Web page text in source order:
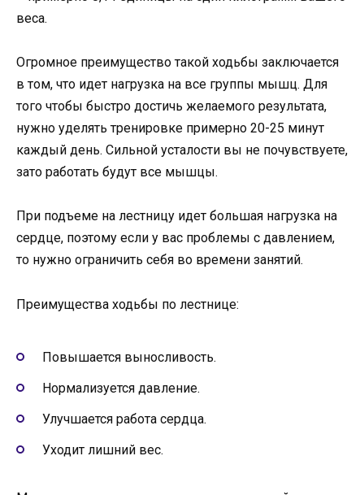
веса.
Огромное преимущество такой ходьбы заключается
в том, что идет нагрузка на все группы мышц. Для
того чтобы быстро достичь желаемого результата,
нужно уделять тренировке примерно 20-25 минут
каждый день. Сильной усталости вы не почувствуете,
зато работать будут все мышцы.
При подъеме на лестницу идет большая нагрузка на
сердце, поэтому если у вас проблемы с давлением,
то нужно ограничить себя во времени занятий.
Преимущества ходьбы по лестнице:
Повышается выносливость.
Нормализуется давление.
Улучшается работа сердца.
Уходит лишний вес.